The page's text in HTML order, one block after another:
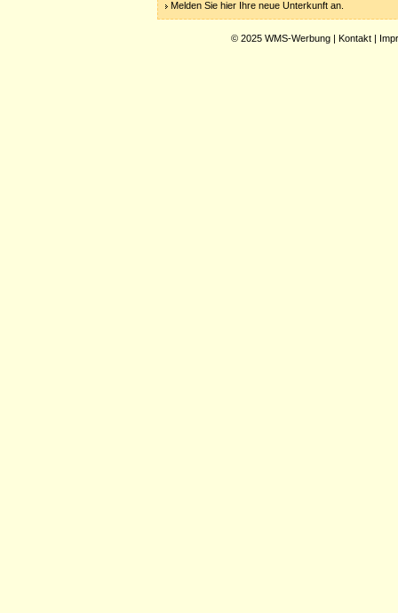
Melden Sie hier Ihre neue Unterkunft an.
© 2025 WMS-Werbung | Kontakt |